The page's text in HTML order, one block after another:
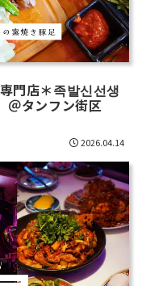
門店＊족발신선생
＠タンフン街区
2026.04.14